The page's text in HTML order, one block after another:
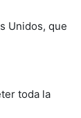
Unidos, que
toda la